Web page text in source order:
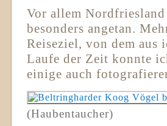
Vor allem
besonders angetan.
Reiseziel, von dem aus
Laufe der Zeit konnte
einige auch
(Haubentaucher)